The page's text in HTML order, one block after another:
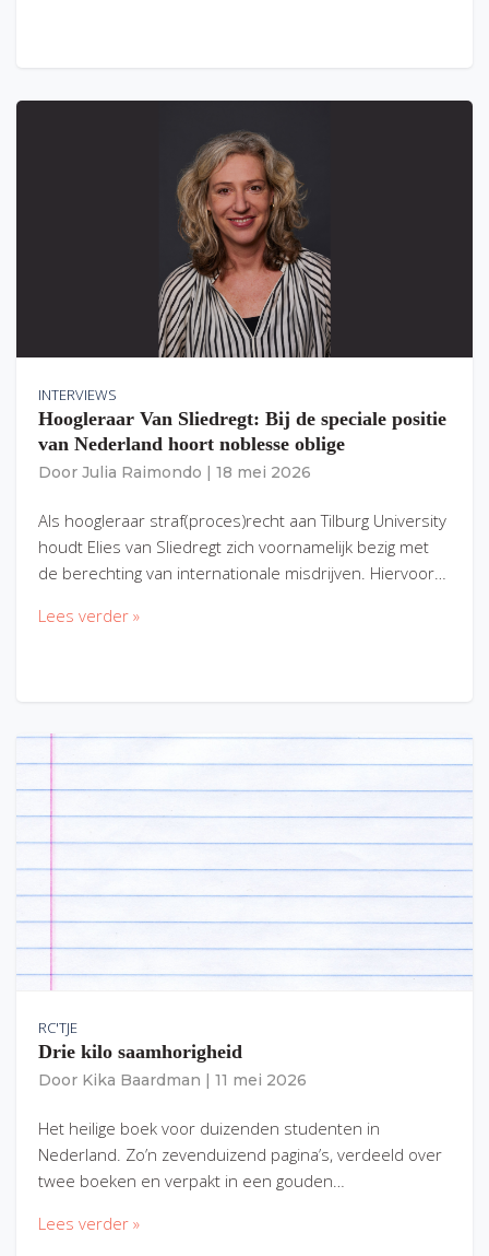
INTERVIEWS
Hoogleraar Van Sliedregt: Bij de speciale positie
van Nederland hoort noblesse oblige
Door Julia Raimondo 18 mei 2026
Als hoogleraar straf(proces)recht aan Tilburg University
houdt Elies van Sliedregt zich voornamelijk bezig met
de berechting van internationale misdrijven. Hiervoor…
Lees verder »
RC'TJE
Drie kilo saamhorigheid
Door Kika Baardman 11 mei 2026
Het heilige boek voor duizenden studenten in
Nederland. Zo’n zevenduizend pagina’s, verdeeld over
twee boeken en verpakt in een gouden…
Lees verder »